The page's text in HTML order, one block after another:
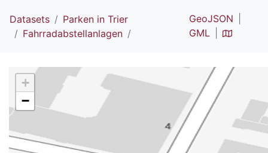
Datasets
Parken in Trier
Fahrradabstellanlagen
GeoJSON
GML
+
−